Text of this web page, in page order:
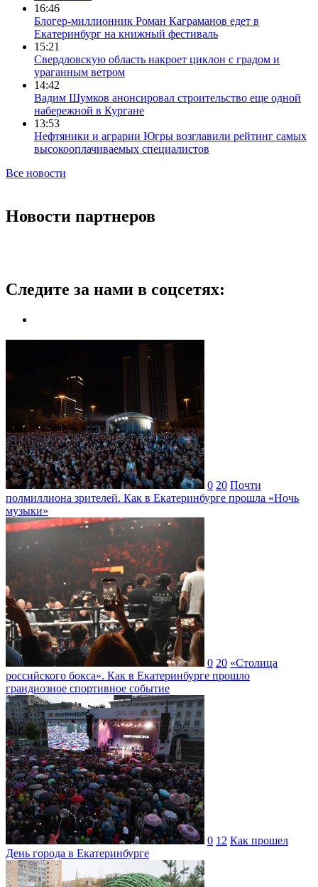
16:46
Блогер-миллионник Роман Каграманов едет в
Екатеринбург на книжный фестиваль
15:21
Свердловскую область накроет циклон с градом и
ураганным ветром
14:42
Вадим Шумков анонсировал строительство еще одной
набережной в Кургане
13:53
Нефтяники и аграрии Югры возглавили рейтинг самых
высокооплачиваемых специалистов
Все новости
Новости партнеров
Следите за нами в соцсетях:
0 20 Почти
полмиллиона зрителей. Как в Екатеринбурге прошла «Ночь
музыки»
0 20 «Столица
российского бокса». Как в Екатеринбурге прошло
грандиозное спортивное событие
0 12 Как прошел
День города в Екатеринбурге